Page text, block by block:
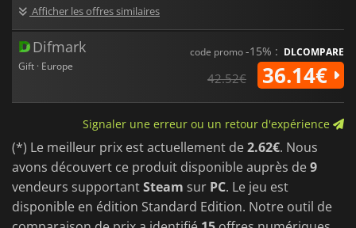
Afficher les offres similaires
Difmark
Gift · Europe
code promo-15% : DLCOMPARE
42.52€ 36.14€
Signaler une erreur ou un retour d'expérience
(*) Le meilleur prix est actuellement de2.62€. Nous
avons découvert ce produit disponible auprès de9
vendeurs supportantSteam sur PC. Le jeu est
disponible en édition Standard Edition. Notre outil de